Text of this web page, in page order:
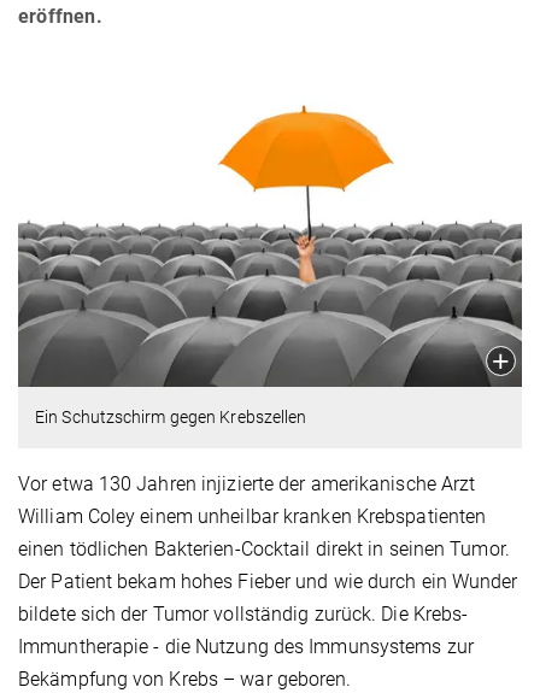
eröffnen.
Ein Schutzschirm gegen Krebszellen
Vor etwa 130 Jahren injizierte der amerikanische Arzt
William Coley einem unheilbar kranken Krebspatienten
einen tödlichen Bakterien-Cocktail direkt in seinen Tumor.
Der Patient bekam hohes Fieber und wie durch ein Wunder
bildete sich der Tumor vollständig zurück. Die Krebs-
Immuntherapie - die Nutzung des Immunsystems zur
Bekämpfung von Krebs – war geboren.